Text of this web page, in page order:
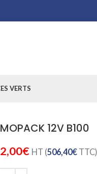
VERTS
12V B100
€ HT (506,40€TTC)